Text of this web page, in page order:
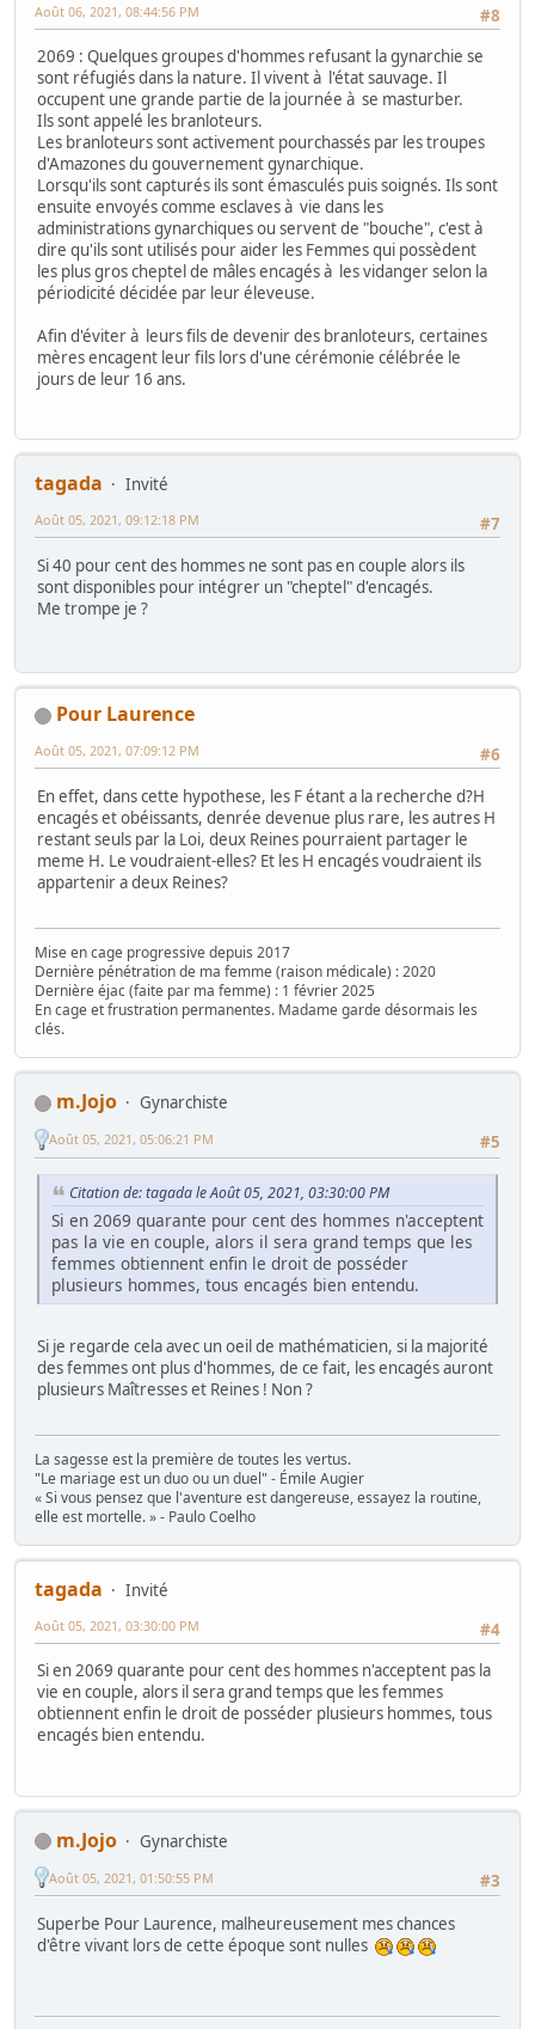
#8
Août 06, 2021, 08:44:56 PM
2069 : Quelques groupes d'hommes refusant la gynarchie se
sont réfugiés dans la nature. Il vivent à l'état sauvage. Il
occupent une grande partie de la journée à se masturber.
Ils sont appelé les branloteurs.
Les branloteurs sont activement pourchassés par les troupes
d'Amazones du gouvernement gynarchique.
Lorsqu'ils sont capturés ils sont émasculés puis soignés. Ils sont
ensuite envoyés comme esclaves à vie dans les
administrations gynarchiques ou servent de "bouche", c'est à
dire qu'ils sont utilisés pour aider les Femmes qui possèdent
les plus gros cheptel de mâles encagés à les vidanger selon la
périodicité décidée par leur éleveuse.
Afin d'éviter à leurs fils de devenir des branloteurs, certaines
mères encagent leur fils lors d'une cérémonie célébrée le
jours de leur 16 ans.
tagada
Invité
#7
Août 05, 2021, 09:12:18 PM
Si 40 pour cent des hommes ne sont pas en couple alors ils
sont disponibles pour intégrer un "cheptel" d'encagés.
Me trompe je ?
Pour Laurence
#6
Août 05, 2021, 07:09:12 PM
En effet, dans cette hypothese, les F étant a la recherche d?H
encagés et obéissants, denrée devenue plus rare, les autres H
restant seuls par la Loi, deux Reines pourraient partager le
meme H. Le voudraient-elles? Et les H encagés voudraient ils
appartenir a deux Reines?
Mise en cage progressive depuis 2017
Dernière pénétration de ma femme (raison médicale) : 2020
Dernière éjac (faite par ma femme) : 1 février 2025
En cage et frustration permanentes. Madame garde désormais les
clés.
m.Jojo
Gynarchiste
#5
Août 05, 2021, 05:06:21 PM
Citation de: tagada le Août 05, 2021, 03:30:00 PM
Si en 2069 quarante pour cent des hommes n'acceptent
pas la vie en couple, alors il sera grand temps que les
femmes obtiennent enfin le droit de posséder
plusieurs hommes, tous encagés bien entendu.
Si je regarde cela avec un oeil de mathématicien, si la majorité
des femmes ont plus d'hommes, de ce fait, les encagés auront
plusieurs Maîtresses et Reines ! Non ?
La sagesse est la première de toutes les vertus.
"Le mariage est un duo ou un duel" - Émile Augier
« Si vous pensez que l'aventure est dangereuse, essayez la routine,
elle est mortelle. » - Paulo Coelho
tagada
Invité
#4
Août 05, 2021, 03:30:00 PM
Si en 2069 quarante pour cent des hommes n'acceptent pas la
vie en couple, alors il sera grand temps que les femmes
obtiennent enfin le droit de posséder plusieurs hommes, tous
encagés bien entendu.
m.Jojo
Gynarchiste
#3
Août 05, 2021, 01:50:55 PM
Superbe Pour Laurence, malheureusement mes chances
d'être vivant lors de cette époque sont nulles